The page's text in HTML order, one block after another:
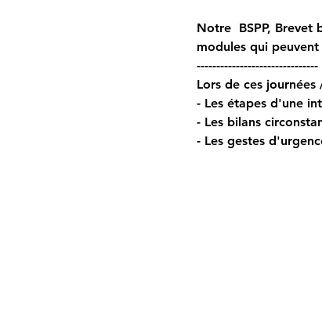
Notre  BSPP,
modules qui peuvent
-------------------------------
Lors de ces
- Les étapes d'une
- Les bilans
- Les gestes